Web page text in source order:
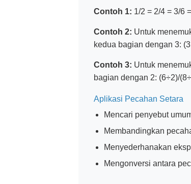
Contoh 1: 1/2 = 2/4 = 3/6
Contoh 2: Untuk
kedua bagian dengan 3:
Contoh 3: Untuk
bagian dengan 2: (6÷2)/
Aplikasi Pecahan Setara
Mencari penyebut
Membandingkan
Menyederhanakan
Mengonversi antara